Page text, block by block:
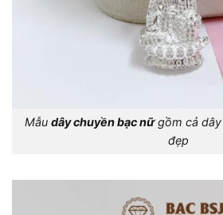
Mẫu dây chuyền bạc nữgồm cả dây
đẹp